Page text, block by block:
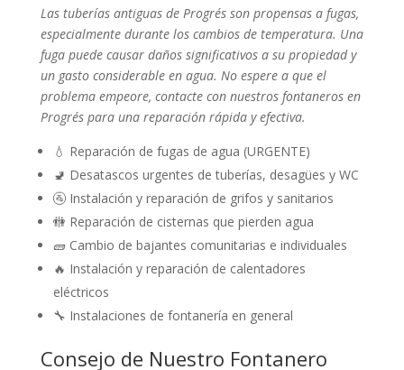
Las tuberías antiguas de Progrés son propensas a fugas,
especialmente durante los cambios de temperatura. Una
fuga puede causar daños significativos a su propiedad y
un gasto considerable en agua. No espere a que el
problema empeore, contacte con nuestros fontaneros en
Progrés para una reparación rápida y efectiva.
💧 Reparación de fugas de agua (URGENTE)
🚽 Desatascos urgentes de tuberías, desagües y WC
🚰 Instalación y reparación de grifos y sanitarios
🚻 Reparación de cisternas que pierden agua
🧱 Cambio de bajantes comunitarias e individuales
🔥 Instalación y reparación de calentadores
eléctricos
🔧 Instalaciones de fontanería en general
Consejo de Nuestro Fontanero